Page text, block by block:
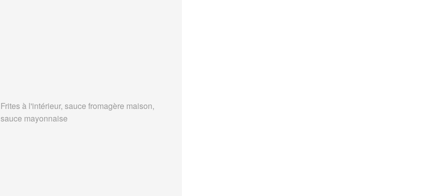
Frites à l'intérieur, sauce fromagère maison,
sauce mayonnaise